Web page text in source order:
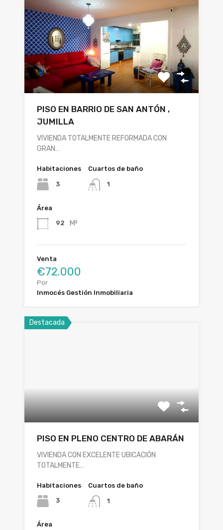
PISO EN BARRIO DE SAN ANTÓN ,
JUMILLA
VIVIENDA TOTALMENTE REFORMADA CON
GRAN…
Habitaciones
3
Cuartos de baño
1
Área
92 M²
Venta
€72.000
Por
Inmocés Gestión Inmobiliaria
Destacada
PISO EN PLENO CENTRO DE ABARÁN
VIVIENDA CON EXCELENTE UBICACIÓN
TOTALMENTE…
Habitaciones
3
Cuartos de baño
1
Área